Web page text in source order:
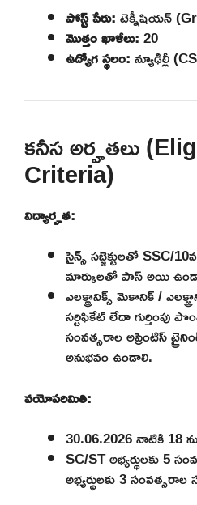
పోస్ట్ పేరు:టెక్నీషియన్
మొత్తం ఖాళీలు:20
ఉద్యోగ స్థలం:న్యూఢిల్లీ
కనీస అర్హతలు
Criteria)
విద్యార్హత:
సైన్స్ సబ్జెక్టులతో SSC/
మార్కులతో పాస్ అయి
ఎలక్ట్రానిక్స్ మెకానిక్ /
సర్టిఫికేట్ లేదా గుర్తింపు
సంవత్సరాల అప్రెంటిస్
అనుభవం ఉండాలి.
వయోపరిమితి:
30.06.2026 నాటికి 18
SC/ST అభ్యర్థులకు 5
అభ్యర్థులకు 3